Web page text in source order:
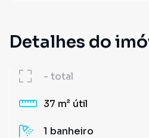
Detalhes do
- total
37 m² útil
1 banheiro